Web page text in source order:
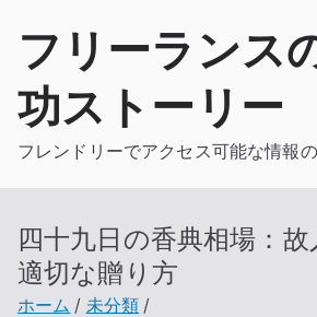
フリーランス
功ストーリー
フレンドリーでアクセス可能な情報
四十九日の香典相場：
適切な贈り方
ホーム
未分類